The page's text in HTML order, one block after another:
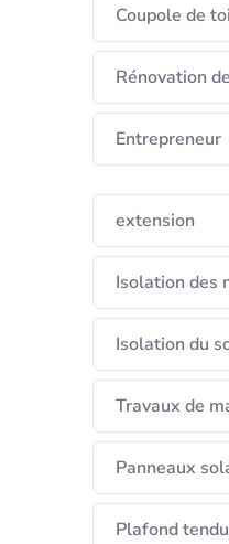
📌 Ma priorité
N’hésitez pas
Coupole de
Rénovation
Entrepreneur
extension
Isolation des
Isolation du
Travaux de
Panneaux
Plafond tendu